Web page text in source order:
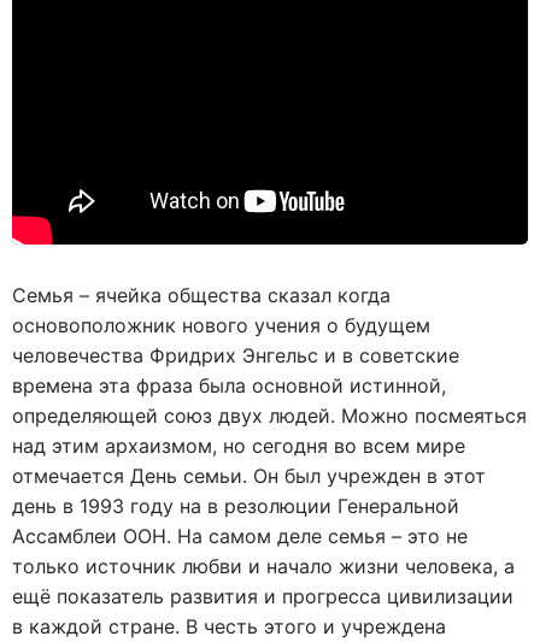
Семья – ячейка общества сказал когда
основоположник нового учения о будущем
человечества Фридрих Энгельс и в советские
времена эта фраза была основной истинной,
определяющей союз двух людей. Можно посмеяться
над этим архаизмом, но сегодня во всем мире
отмечается День семьи. Он был учрежден в этот
день в 1993 году на в резолюции Генеральной
Ассамблеи ООН. На самом деле семья – это не
только источник любви и начало жизни человека, а
ещё показатель развития и прогресса цивилизации
в каждой стране. В честь этого и учреждена